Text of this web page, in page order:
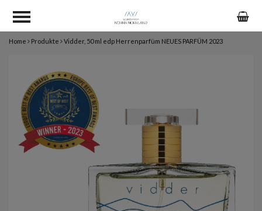
Home Produkte Vidder, 50 ml edp Herrenparfüm NEUES PARFÜM 2023